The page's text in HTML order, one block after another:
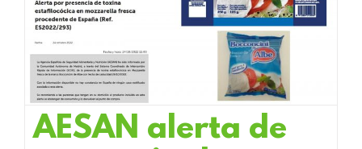
AESAN alerta de